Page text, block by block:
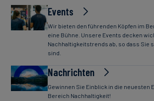
Events
Wir bieten den führenden Köpfen im
eine Bühne. Unsere Events decken
Nachhaltigkeitstrends ab, so dass Sie
sind.
Nachrichten
Gewinnen Sie Einblick in die neuesten
Bereich Nachhaltigkeit!